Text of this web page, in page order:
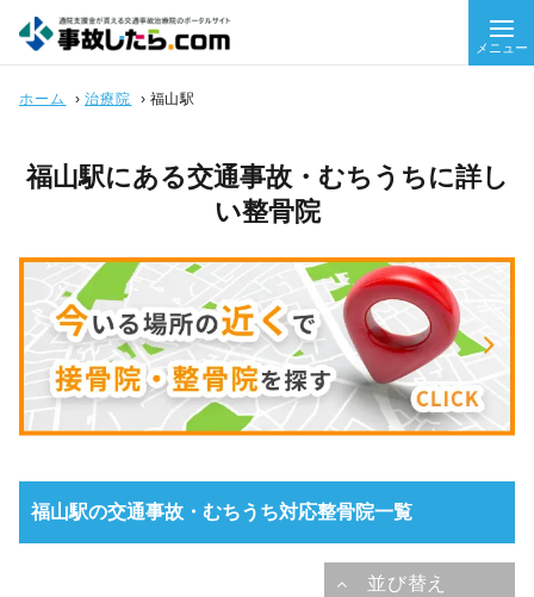
メニュー
ホーム › 治療院 › 福山駅
福山駅にある交通事故・むちうちに詳し
い整骨院
福山駅の交通事故・むちうち対応整骨院一覧